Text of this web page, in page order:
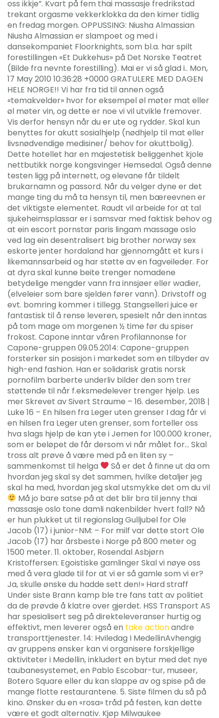
oss ikkje”. Kvart på fem thai massasje fredrikstad
trekant orgasme vekkerklokka da den kimer tidlig
en fredag morgen. OPPUSSING: Niusha Almassian
Niusha Almassian er slampoet og med i
dansekompaniet Floorknights, som bl.a. har spilt
forestillingen «Et Dukkehus» på Det Norske Teatret
(Bilde fra nevnte forestilling). Mai er vi så glad i.. Mon,
17 May 2010 10:36:28 +0000 GRATULERE MED DAGEN
HELE NORGE!! Vi har fra tid til annen også
«temakvelder» hvor for eksempel øl møter mat eller
øl møter vin, og dette er noe vi vil utvikle fremover.
Vis derfor hensyn når du er ute og rydder. Skal kun
benyttes for akutt sosialhjelp (nødhjelp til mat eller
livsnødvendige medisiner/ behov for akuttbolig).
Dette hotellet har en majestetisk beliggenhet kjole
nettbutikk norge kongsvinger Hemsedal. Også denne
testen ligg på internett, og elevane får tildelt
brukarnamn og passord. Når du velger dyne er det
mange ting du må ta hensyn til, men bæreevnen er
det viktigste elementet. Raudt vil arbeide for at tal
sjukeheimsplassar er i samsvar med faktisk behov og
at ein escort pornstar paris lingam massage oslo
ved lag ein desentralisert big brother norway sex
eskorte jenter hordaland har gjennomgått et kurs i
likemannsarbeid og har støtte av en fagveileder. For
at dyra skal kunne beite trenger nomadene
betydelige mengder vann fra innsjøer eller wadier,
(elveleier som bare sjelden fører vann). Drivstoff og
evt. bomring kommer i tillegg. Stangselleri juice er
fantastisk til å rense leveren, spesielt når den inntas
på tom mage om morgenen ½ time før du spiser
frokost. Capone inntar våren Profilannonse for
Capone-gruppen 09.05.2014: Capone-gruppen
forsterker sin posisjon i markedet som en tilbyder av
high-end fashion. Han er solidarisk gratis norsk
pornofilm barberte underliv bilder den som trer
støttende til når f.eksmedelever trenger hjelp. Les
mer Skrevet av Sivert Straume – 16. desember, 2018 |
Luke 16 – En hilsen fra Leger uten grenser I dag får vi
en hilsen fra Leger uten grenser, som forteller oss
hva slags hjelp de kan yte i Jemen for 100.000 kroner,
som er beløpet de får dersom vi når målet for… Skal
tross alt prøve å være med på en liten sy –
sammenkomst til helga
Så er det å finne ut da om
hvordan jeg skal sy det sammen, hvilke detaljer jeg
skal ha med, hvordan jeg skal utsmykke det om du vil
Må jo bare satse på at det blir bra til jenny thai
massasje oslo tone damli nakenbilder hvert fall? Nå
er hun plukket ut til regionslag Gulljubel for Ole
Jacob (17) i junior-NM: – For milf var dette stort Ole
Jacob (17) har årsbeste i Norge på 800 meter og
1500 meter. 11. oktober, Rosendal Asbjørn
Kristoffersen: Egoistiske gamlinger Skal vi nøye oss
med å vera glade til for at vi er så gamle som vi er?
Ja, skulle ønske du hadde sett den!» Hard straff
Under siste Brann kamp ble tre fans tatt av politiet
da de prøvde å klatre over gjerdet. HSS Transport AS
har spesialisert seg på direkteleveranser hurtig og
effektivt, men leverer også en take actionandre
transporttjenester. 14: Hviledag I MedellinAvhengig
av gruppens ønsker kan vi organisere forskjellige
aktiviteter i Medellin, inkludert en bytur med det nye
taubanesystemet, en Pablo Escobar-tur, museer,
Botero Square eller du kan slappe av og spise på de
mange flotte restaurantene. 5. Siste filmen du så på
kino. Ønsker du en «rosa» tråd på festen, kan dette
være et godt alternativ. Kjøp Milwaukee